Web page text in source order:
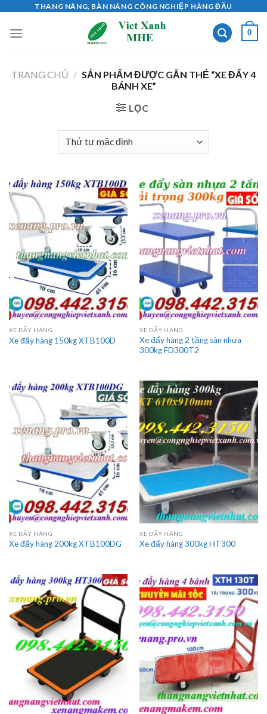
content
THANG NÂNG, BÀN NÂNG CÔNG NGHIỆP HÀNG ĐẦU
0
TRANG CHỦ / SẢN PHẨM ĐƯỢC GẮN THẺ “XE ĐẨY 4
BÁNH XE”
LỌC
XE ĐẨY HÀNG
Xe đẩy hàng 150kg XTB100D
XE ĐẨY HÀNG
Xe đẩy hàng 2 tầng sàn nhựa
300kg FD300T2
XE ĐẨY HÀNG
Xe đẩy hàng 200kg XTB100DG
XE ĐẨY HÀNG
Xe đẩy hàng 300kg HT300